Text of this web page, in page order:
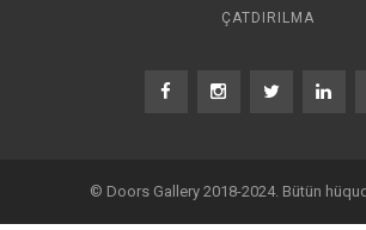
ÇATDIRILMA
© Doors Gallery 2018-2024. Bütün